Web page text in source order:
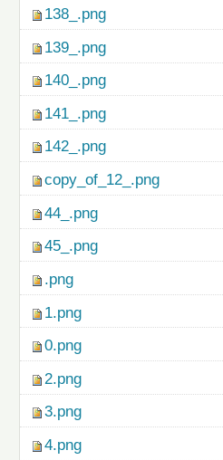
138_.png
139_.png
140_.png
141_.png
142_.png
copy_of_12_.png
44_.png
45_.png
.png
1.png
0.png
2.png
3.png
4.png